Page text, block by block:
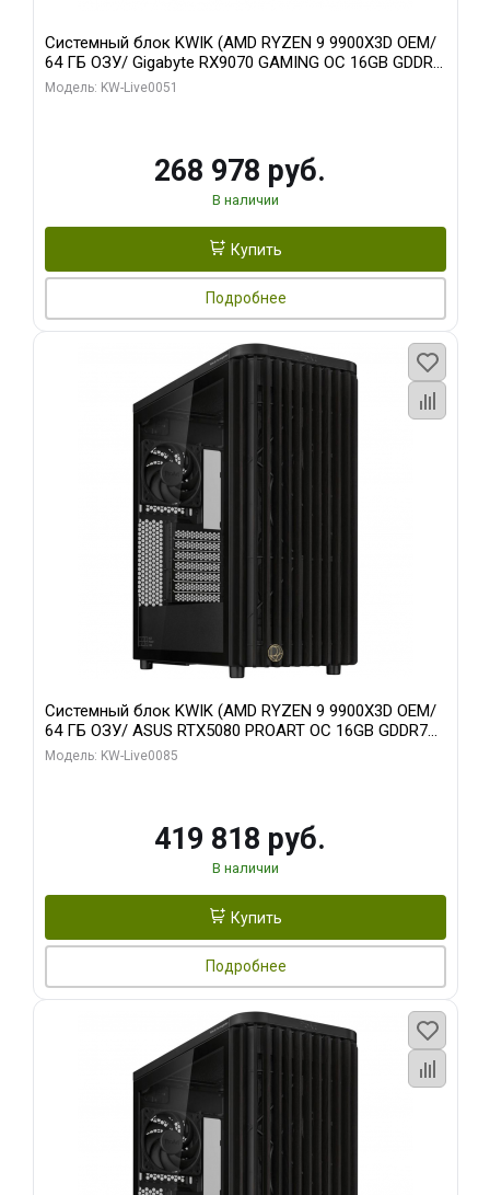
Системный блок KWIK (AMD RYZEN 9 9900X3D OEM/
64 ГБ ОЗУ/ Gigabyte RX9070 GAMING OC 16GB GDDR6
256bit 2xDP 2xH/ 960 ГБ SSD)
Модель: KW-Live0051
268 978 руб.
В наличии
Купить
Подробнее
Системный блок KWIK (AMD RYZEN 9 9900X3D OEM/
64 ГБ ОЗУ/ ASUS RTX5080 PROART OC 16GB GDDR7
256bit Type-C DP 2/ 960 ГБ SSD)
Модель: KW-Live0085
419 818 руб.
В наличии
Купить
Подробнее